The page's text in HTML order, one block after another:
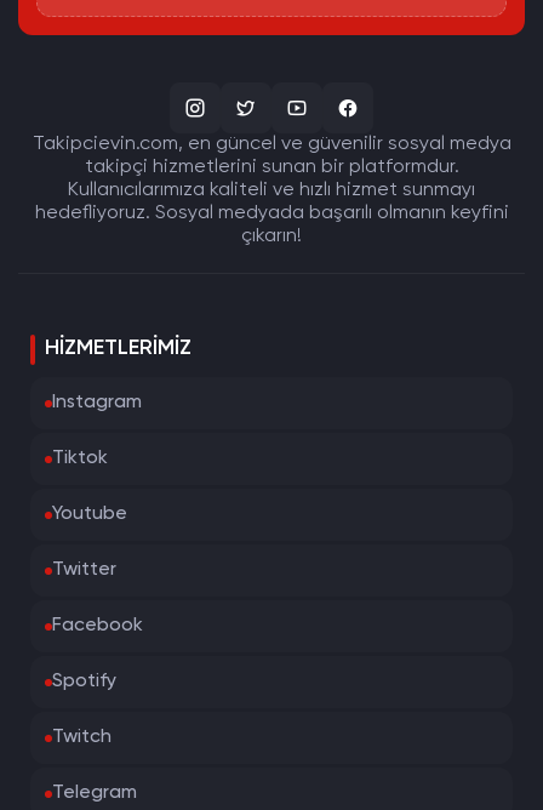
Takipcievin.com, en güncel ve güvenilir sosyal medya
takipçi hizmetlerini sunan bir platformdur.
Kullanıcılarımıza kaliteli ve hızlı hizmet sunmayı
hedefliyoruz. Sosyal medyada başarılı olmanın keyfini
çıkarın!
HIZMETLERIMIZ
Instagram
Tiktok
Youtube
Twitter
Facebook
Spotify
Twitch
Telegram